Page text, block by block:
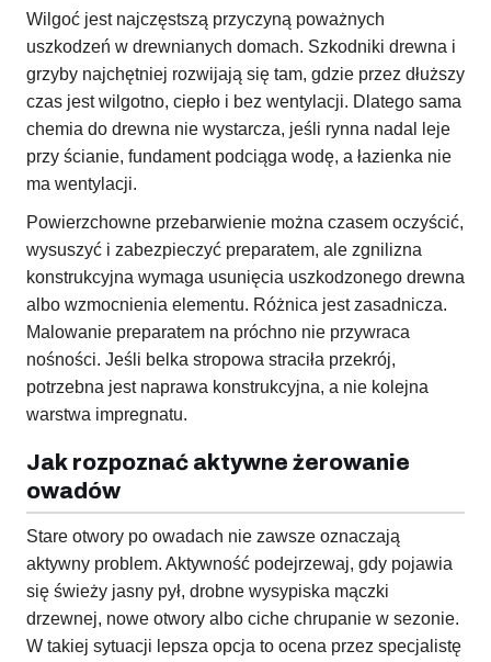
Wilgoć jest najczęstszą przyczyną poważnych
uszkodzeń w drewnianych domach. Szkodniki drewna i
grzyby najchętniej rozwijają się tam, gdzie przez dłuższy
czas jest wilgotno, ciepło i bez wentylacji. Dlatego sama
chemia do drewna nie wystarcza, jeśli rynna nadal leje
przy ścianie, fundament podciąga wodę, a łazienka nie
ma wentylacji.
Powierzchowne przebarwienie można czasem oczyścić,
wysuszyć i zabezpieczyć preparatem, ale zgnilizna
konstrukcyjna wymaga usunięcia uszkodzonego drewna
albo wzmocnienia elementu. Różnica jest zasadnicza.
Malowanie preparatem na próchno nie przywraca
nośności. Jeśli belka stropowa straciła przekrój,
potrzebna jest naprawa konstrukcyjna, a nie kolejna
warstwa impregnatu.
Jak rozpoznać aktywne żerowanie
owadów
Stare otwory po owadach nie zawsze oznaczają
aktywny problem. Aktywność podejrzewaj, gdy pojawia
się świeży jasny pył, drobne wysypiska mączki
drzewnej, nowe otwory albo ciche chrupanie w sezonie.
W takiej sytuacji lepsza opcja to ocena przez specjalistę